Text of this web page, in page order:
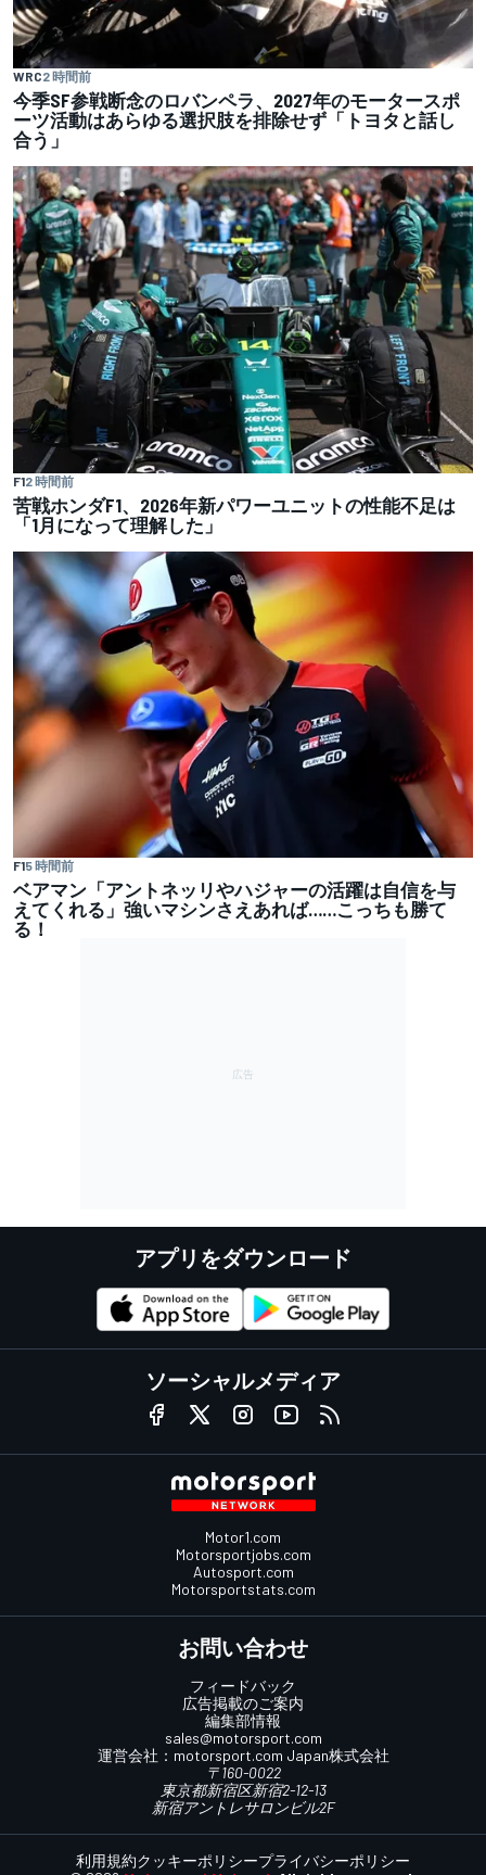
WRC2 時間前
今季SF参戦断念のロバンペラ、2027年のモータースポ
ーツ活動はあらゆる選択肢を排除せず「トヨタと話し
合う」
F12 時間前
苦戦ホンダF1、2026年新パワーユニットの性能不足は
「1月になって理解した」
F15 時間前
ベアマン「アントネッリやハジャーの活躍は自信を与
えてくれる」強いマシンさえあれば……こっちも勝て
る！
アプリをダウンロード
ソーシャルメディア
Motor1.com
Motorsportjobs.com
Autosport.com
Motorsportstats.com
お問い合わせ
フィードバック
広告掲載のご案内
編集部情報
sales@motorsport.com
運営会社： motorsport.com Japan株式会社
〒160-0022
東京都新宿区新宿2-12-13
新宿アントレサロンビル2F
利用規約クッキーポリシープライバシーポリシー